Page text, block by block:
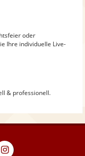
oder
Ihre individuelle Live-
& professionell.
eventpeppers